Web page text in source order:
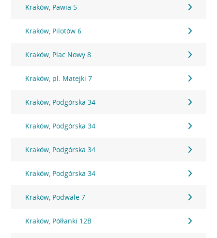
Kraków, Pawia 5
Kraków, Pilotów 6
Kraków, Plac Nowy 8
Kraków, pl. Matejki 7
Kraków, Podgórska 34
Kraków, Podgórska 34
Kraków, Podgórska 34
Kraków, Podgórska 34
Kraków, Podwale 7
Kraków, Półłanki 12B